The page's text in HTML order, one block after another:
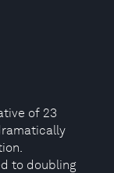
of 23
to doubling